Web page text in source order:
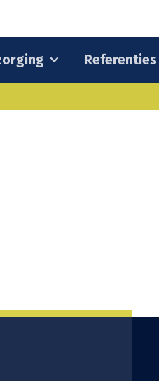
Referenties